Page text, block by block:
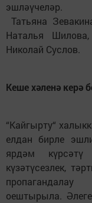
эшләүчеләр.
Татьяна
Наталья
Николай Суслов.
Кеше хәленә керә
“Кайгырту“
елдан бирле
ярдәм күрсәтү
күзәтүсезлек,
оештырыла.